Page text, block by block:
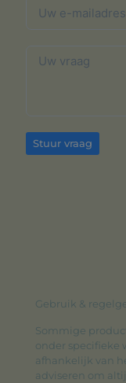
Stuur vraag
Gebruik &
Sommige
onder specifieke
afhankelijk van
adviseren om